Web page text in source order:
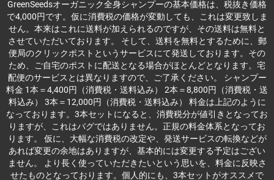
GreenSeedsオーガニック全身シャンプーの基本価格は、税抜き価格
で4,000円です。仮に消費税の価格が変動しても、これは変更致しま
せん。本来はこれに送料が加えられるのですが、その送料は無料と
させていただいております。 そして、送料を無料とするために、郵
便局のクリックポストというサービスにて発送しております。その
ため、ご自宅のポストに配送となる場合がほとんどとなります。宅
配便のサービスとは異なりますので、ご了承ください。 シャンプー
料金 1本＝4,400円（消費税・送料込み） 2本＝8,800円（消費税・送
料込み） 3本＝12,000円（消費税・送料込み） 料金は上記のように
なっております。3本セットになると、消費税分が値引きとなってお
りますが、これはバグではありません。正規の料金体系となってお
ります。 仮に、大幅な消費税の改定や、発送サービスの転換などが
あれば変更の余地はありますが、基本的には変更する予定はござい
ません。 より長く使っていただきたいという思いを、料金に反映さ
せたものとなっております。個人的にも、3本セットがオススメで